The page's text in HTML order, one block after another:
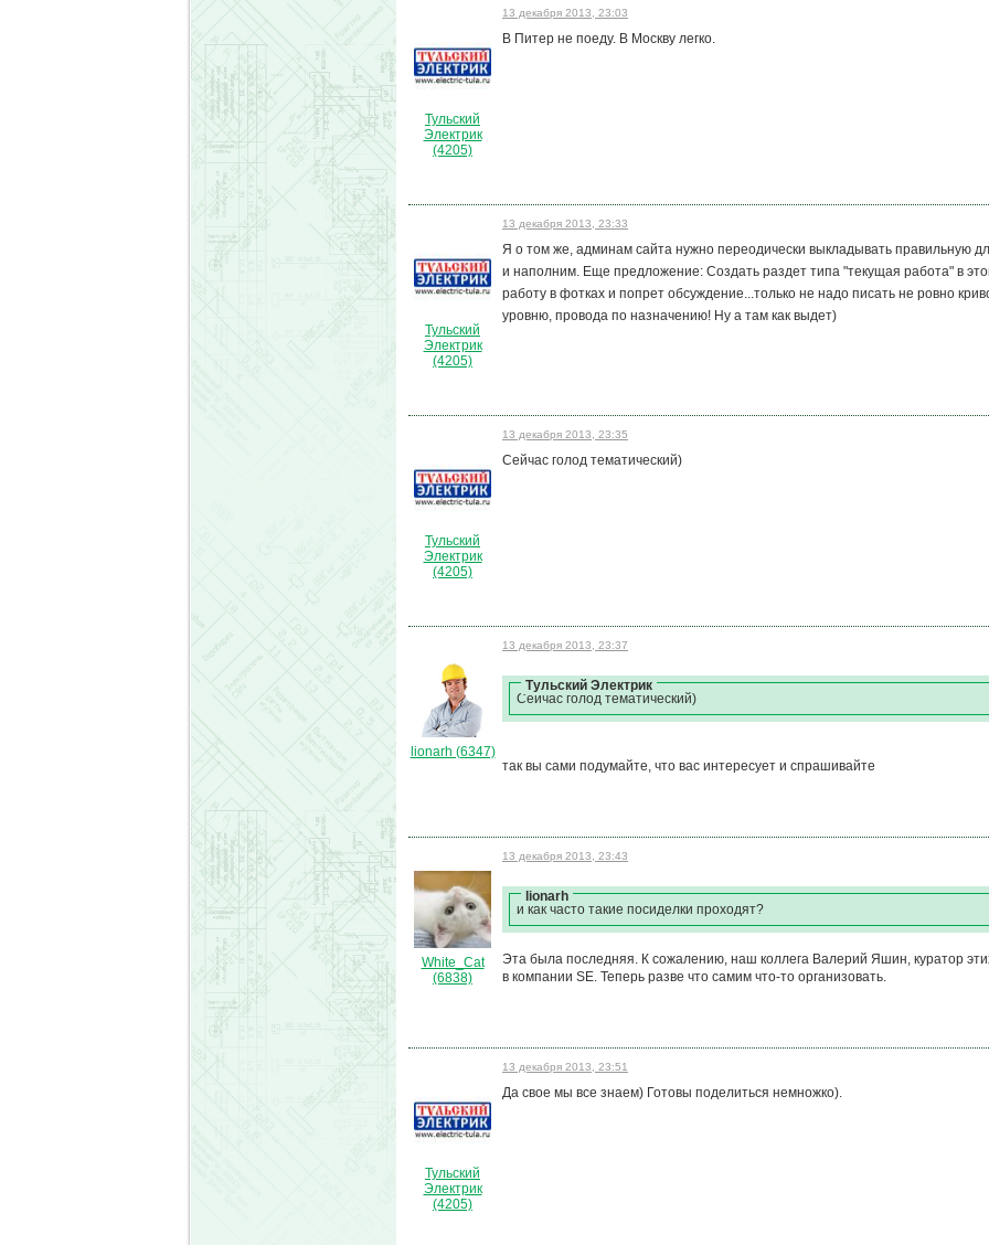
Тульский
Электрик
(4205)
13 декабря 2013, 23:03
В Питер не поеду. В Москву легко.
Тульский
Электрик
(4205)
13 декабря 2013, 23:33
Я о том же, админам сайта нужно переодически выкладывать правильную
и наполним. Еще предложение: Создать раздет типа "текущая работа" в
работу в фотках и попрет обсуждение...только не надо писать не ровно
уровню, провода по назначению! Ну а там как выдет)
Тульский
Электрик
(4205)
13 декабря 2013, 23:35
Сейчас голод тематический)
lionarh (6347)
13 декабря 2013, 23:37
Тульский Электрик
Сейчас голод тематический)
так вы сами подумайте, что вас интересует и спрашивайте
White_Cat
(6838)
13 декабря 2013, 23:43
lionarh
и как часто такие посиделки проходят?
Эта была последняя. К сожалению, наш коллега Валерий Яшин, куратор
в компании SE. Теперь разве что самим что-то организовать.
Тульский
Электрик
(4205)
13 декабря 2013, 23:51
Да свое мы все знаем) Готовы поделиться немножко).